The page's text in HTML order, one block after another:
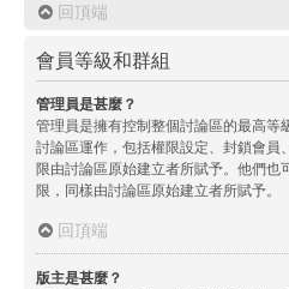
回頂端
會員等級和群組
管理員是甚麼？
管理員是擁有控制整個討論區的最高等
討論區運作，包括權限設定、封鎖會員
限由討論區原始建立者所賦予。他們也
限，同樣由討論區原始建立者所賦予。
回頂端
版主是甚麼？